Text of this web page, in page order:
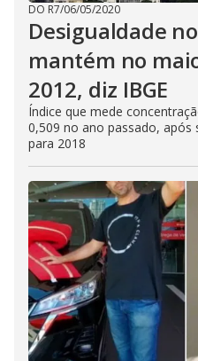
DO R7/06/05/2020
Desigualdade
mantém no
2012, diz IBGE
Índice que mede
0,509 no ano passado, após
para 2018